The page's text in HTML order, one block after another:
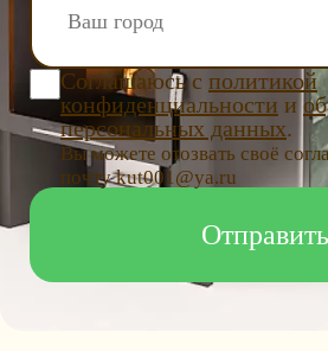
Соглашаюсь с политикой
конфиденциальности и
персональных данных.
Вы можете отозвать своё
почту kut001@ya.ru